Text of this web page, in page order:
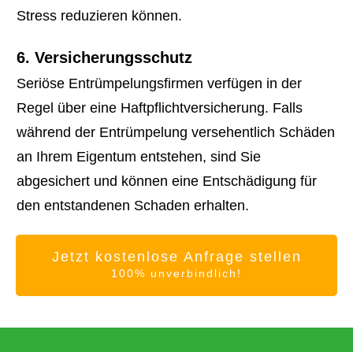
Stress reduzieren können.
6. Versicherungsschutz
Seriöse Entrümpelungsfirmen verfügen in der
Regel über eine Haftpflichtversicherung. Falls
während der Entrümpelung versehentlich Schäden
an Ihrem Eigentum entstehen, sind Sie
abgesichert und können eine Entschädigung für
den entstandenen Schaden erhalten.
Jetzt kostenlose Anfrage stellen
100% unverbindlich!